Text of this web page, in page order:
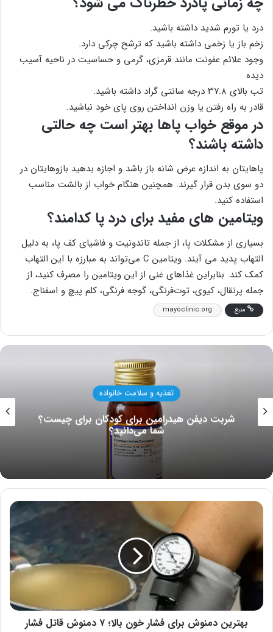
درد یا تورم شدید داشته باشید.
زخم باز یا زخمی داشته باشید که ترشح چرکی دارد.
وجود علائم عفونت مانند قرمزی، گرمی و حساسیت در ناحیه آسیب
دیده
تب بالای ۳۷.۸ درجه سانتی گراد داشته باشید.
قادر به راه رفتن یا وزن انداختن روی پای خود نباشید.
در موقع خواب پاها بهتر است چه حالتی
داشته باشند؟
پاهایتان به اندازه عرض شانه باز باشد و اجازه بدهید بازوهایتان در
دو سوی بدن قرار گیرند. همچنین هنگام خواب از بالشت مناسب
استفاده کنید.
ویتامین های مفید برای درد پا کدامند؟
بسیاری از مشکلات پا، از جمله تاندونیت و فاشیای کف پا، به دلیل
التهاب پدید می آیند. ویتامین C می‌تواند به مبارزه با این التهاب
کمک کند. بنابراین غذاهای غنی از این ویتامین را مصرف کنید، از
جمله پرتقال، کیوی، توت‌فرنگی، گوجه فرنگی، کلم پیچ و اسفناج.
منبع mayoclinic.org
تغذیه و سلامت خانواده
شربت دیفن هیدرامین برای کودکان برای چیست؟
شما می‌دانید؟
بهترین
برای
فشار
بالا؛
۷
قاتل
بهترین دمنوش برای فشار خون بالا؛ ۷ دمنوش قاتل فشار